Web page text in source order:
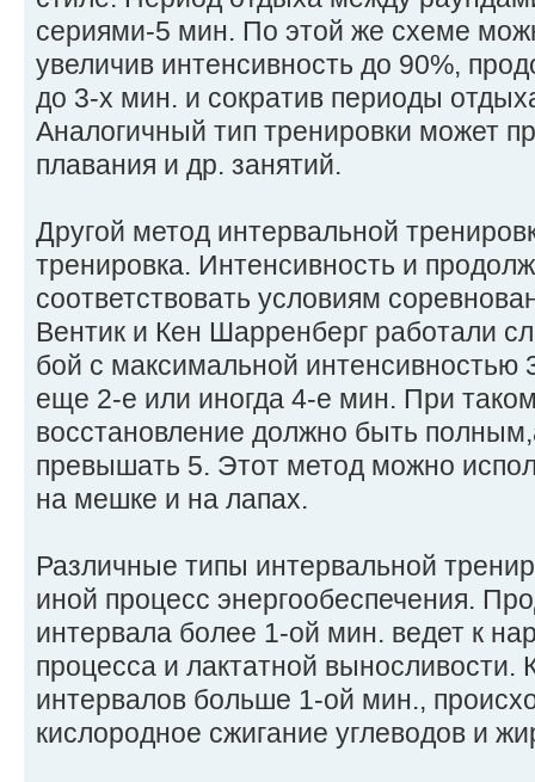
сериями-5 мин. По этой же схеме
увеличив интенсивность до 90%,
до 3-х мин. и сократив периоды
Аналогичный тип тренировки может
плавания и др. занятий.
Другой метод интервальной
тренировка. Интенсивность и
соответствовать условиям
Вентик и Кен Шарренберг работали
бой с максимальной интенсивностью
еще 2-е или иногда 4-е мин. При
восстановление должно быть
превышать 5. Этот метод можно
на мешке и на лапах.
Различные типы интервальной
иной процесс энергообеспечения.
интервала более 1-ой мин. ведет к
процесса и лактатной выносливости.
интервалов больше 1-ой мин.,
кислородное сжигание углеводов и